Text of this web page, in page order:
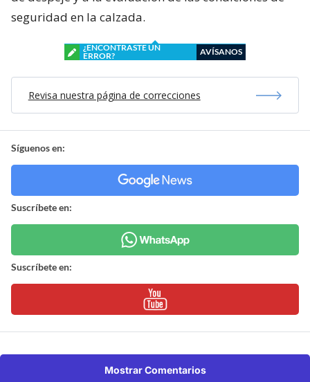
seguridad en la calzada.
¿ENCONTRASTE UN
ERROR?
AVÍSANOS
Revisa nuestra página de correcciones
Síguenos en:
Suscríbete en:
Suscríbete en:
Mostrar Comentarios